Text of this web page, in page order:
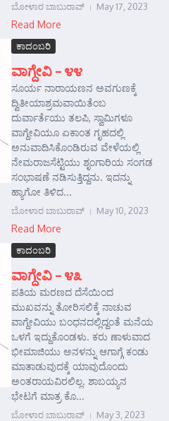
ಬೋಳಾರ ಬಾಬುರಾವ್ May 17, 2023
Read More
ಕಾದಂಬರಿ
ವಾಗ್ದೇವಿ – ೪೪
ಸೂರ್ಯ ನಾರಾಯಣನ ಅವಗುಣಕ್ಕೆ
ದ್ವಿತೀಯಾಶ್ರಮವಾಯಿತೆಂಬ
ದುರ್ವಾರ್ತೆಯು ತಲಪಿ, ಸ್ವಾಮಿಗಳೂ
ವಾಗ್ದೇವಿಯೂ ಏಕಾಂತ ಗೃಹದಲ್ಲಿ
ಅನುವಾದಿಸಿಕೊಂಡಿರುವ ವೇಳೆಯಲ್ಲಿ
ನೇಮರಾಜಸೆಟ್ಟಿಯು ಶೃಂಗಾರಿಯ ಸಂಗಡ
ಸಂಭಾಷಣೆ ನಡಿಸುತ್ತಿದ್ದನು. ಇದನ್ನು
ಹ್ಯಾಗೋ ತಿಳಿದ...
ಬೋಳಾರ ಬಾಬುರಾವ್ May 10, 2023
Read More
ಕಾದಂಬರಿ
ವಾಗ್ದೇವಿ – ೪೩
ಪತಿಯ ಮರಣದ ದೆಸೆಯಿಂದ
ಮುಖವನ್ನು ತೋರಿಸಲಿಕ್ಕೆ ನಾಚುವ
ವಾಗ್ದೇವಿಯು ಬಂಧನದಲ್ಲಿದ್ದಂತೆ ಮನೆಯ
ಒಳಗೆ ಇದ್ದುಕೊಂಡಳು. ಕರು ಣಾಳುವಾದ
ಭೀಮಾಜಿಯು ಅನಳನ್ನು ಆಗಾಗ್ಗೆ ಕಂಡು
ಮಾತಾಡುವುದಕ್ಕೆ ಯಾವುದೊಂದು
ಅಂತರಾಯವಿರಲಿಲ್ಲ. ಶಾಬಯ್ಯನ
ಭೇಟಗೆ ಮಾತ್ರ ಕೊ...
ಬೋಳಾರ ಬಾಬುರಾವ್ May 3, 2023